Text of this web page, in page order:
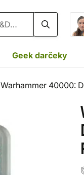
Geek darčeky
Warhammer 40000: